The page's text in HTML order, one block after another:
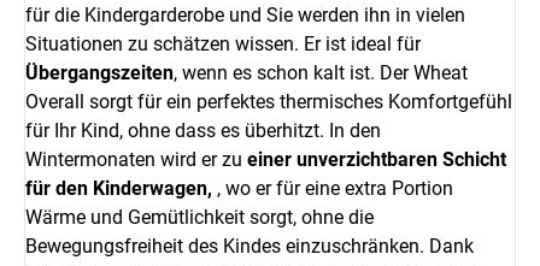
für die Kindergarderobe und Sie werden ihn in vielen
Situationen zu schätzen wissen. Er ist ideal für
Übergangszeiten, wenn es schon kalt ist. Der Wheat
Overall sorgt für ein perfektes thermisches Komfortgefühl
für Ihr Kind, ohne dass es überhitzt. In den
Wintermonaten wird er zu einer unverzichtbaren Schicht
für den Kinderwagen, , wo er für eine extra Portion
Wärme und Gemütlichkeit sorgt, ohne die
Bewegungsfreiheit des Kindes einzuschränken. Dank